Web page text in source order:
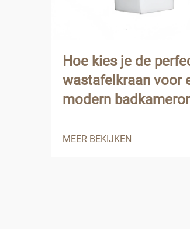
Hoe kies je de
wastafelkraan voor
modern
MEER BEKIJKEN